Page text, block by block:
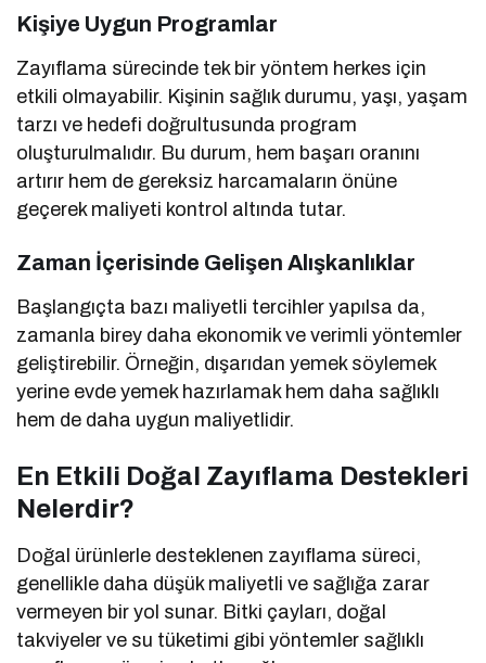
Kişiye Uygun Programlar
Zayıflama sürecinde tek bir yöntem herkes için
etkili olmayabilir. Kişinin sağlık durumu, yaşı, yaşam
tarzı ve hedefi doğrultusunda program
oluşturulmalıdır. Bu durum, hem başarı oranını
artırır hem de gereksiz harcamaların önüne
geçerek maliyeti kontrol altında tutar.
Zaman İçerisinde Gelişen Alışkanlıklar
Başlangıçta bazı maliyetli tercihler yapılsa da,
zamanla birey daha ekonomik ve verimli yöntemler
geliştirebilir. Örneğin, dışarıdan yemek söylemek
yerine evde yemek hazırlamak hem daha sağlıklı
hem de daha uygun maliyetlidir.
En Etkili Doğal Zayıflama Destekleri
Nelerdir?
Doğal ürünlerle desteklenen zayıflama süreci,
genellikle daha düşük maliyetli ve sağlığa zarar
vermeyen bir yol sunar. Bitki çayları, doğal
takviyeler ve su tüketimi gibi yöntemler sağlıklı